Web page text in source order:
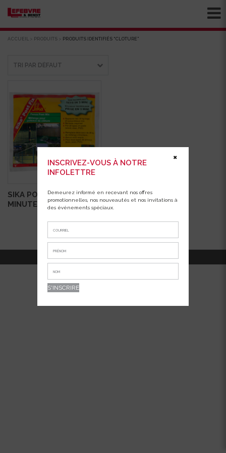
ACCUEIL > PRODUITS > PRODUITS IDENTIFIÉS “CLOTURE”
SIKA POST FIX RAPIDE 3
MINUTES
INSCRIVEZ-VOUS À NOTRE
INFOLETTRE
Demeurez informé en recevant nos offres
promotionnelles, nos nouveautés et nos invitations à
des événements spéciaux.
✖
APPELEZ-NOUS AU514-381-7456